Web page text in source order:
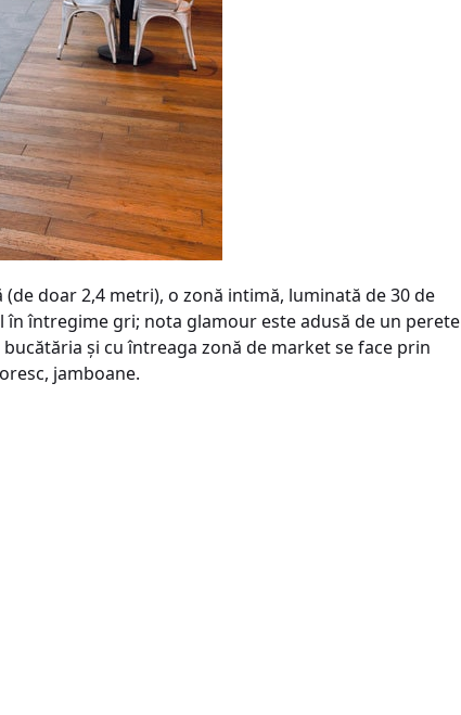
doar 2,4 metri), o zonă intimă, luminată de 30 de
întregime gri; nota glamour este adusă de un perete
şi cu întreaga zonă de market se face prin
jamboane.